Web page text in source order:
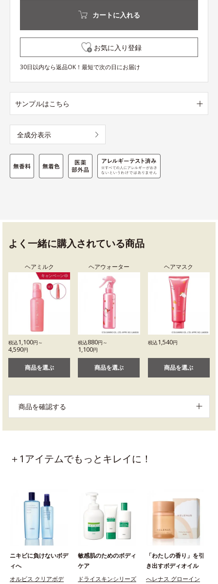
カートに入れる
お気に入り登録
30日以内なら返品OK！最短で次の日にお届け
サンプルはこちら
全成分表示
よく一緒に購入されている商品
ヘアミルク
税込1,100円～
4,590円
商品を選ぶ
ヘアウォーター
税込880円～
1,100円
商品を選ぶ
ヘアマスク
税込1,540円
商品を選ぶ
商品を確認する
＋1アイテムでもっとキレイに！
ニキビに負けないボデ
ィへ
オルビス クリアボデ
敏感肌のためのボディ
ケア
ドライスキンシリーズ
「わたしの香り」を引
き出すボディオイル
へレナス グローイン